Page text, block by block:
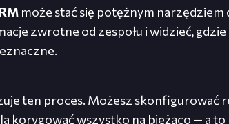
może stać się potężnym
zwrotne od zespołu i widzieć,
ten proces. Możesz skonfigurować
korygować wszystko na bieżąco — a